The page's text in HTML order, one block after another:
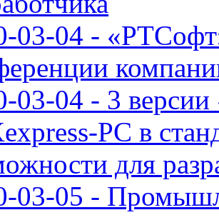
03-04 -
03-04 - 3
PC в
для
03-05 -